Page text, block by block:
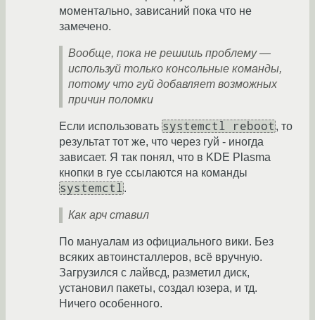
моментально, зависаний пока что не
замечено.
Вообще, пока не решишь проблему —
используй только консольные команды,
потому что гуй добавляет возможных
причин поломки
Если использовать systemctl reboot , то
результат тот же, что через гуй - иногда
зависает. Я так понял, что в KDE Plasma
кнопки в гуе ссылаются на команды
systemctl.
Как арч ставил
По мануалам из официального вики. Без
всяких автоинсталлеров, всё вручную.
Загрузился с лайвсд, разметил диск,
установил пакеты, создал юзера, и тд.
Ничего особенного.